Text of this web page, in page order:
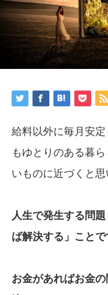
給料以外に毎月安
もゆとりのある暮
いものに近づくと思
人生で発生する問
ば解決する」ことで
お金があればお金